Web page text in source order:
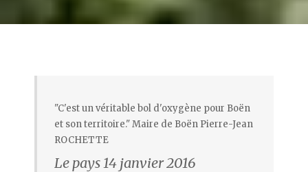
"C'est un véritable bol d'oxygène pour Boën
et son territoire." Maire de Boën Pierre-Jean
ROCHETTE
Le pays 14 janvier 2016